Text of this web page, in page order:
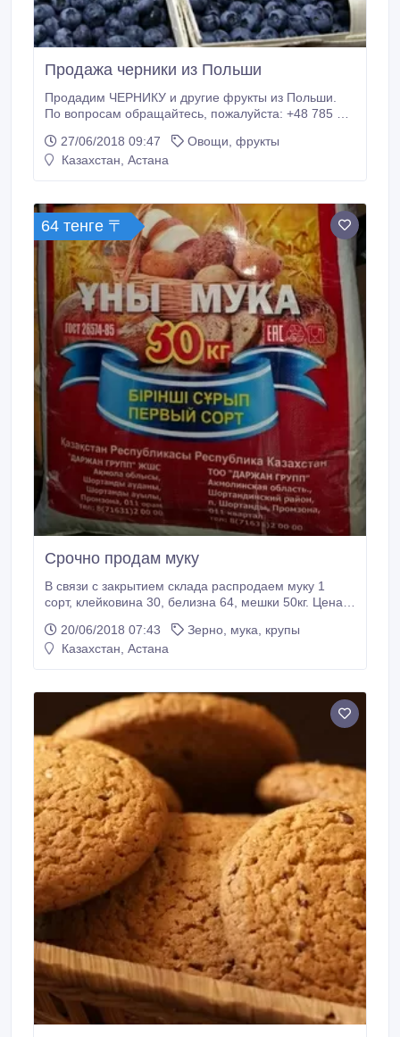
Продажа черники из Польши
Продадим ЧЕРНИКУ и другие фрукты из Польши.
По вопросам обращайтесь, пожалуйста: +48 785 71
27/06/2018 09:47
Овощи, фрукты
Казахстан, Астана
64 тенге 〒
Срочно продам муку
В связи с закрытием склада распродаем муку 1
сорт, клейковина 30, белизна 64, мешки 50кг. Цена с
другие регионы и экспорт..
20/06/2018 07:43
Зерно, мука, крупы
Казахстан, Астана